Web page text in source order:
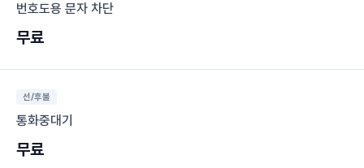
번호도용 문자 차단
무료
선/후불
통화중대기
무료